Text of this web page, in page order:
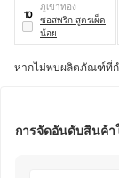
10
ภูเขาทอง
ซอสพริก สูตรเผ็ด
น้อย
หากไม่พบผลิตภัณฑ์ที่ก
การจัดอันดับสินค้า